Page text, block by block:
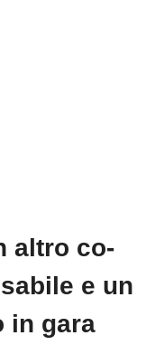
altro co-
e un
in gara